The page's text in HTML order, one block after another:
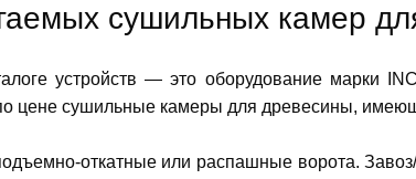
сушильных камер
устройств — это оборудование марки
цене сушильные камеры для древесины,
откатные или распашные ворота.